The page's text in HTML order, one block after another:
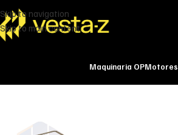
Skip to navigation
Skip to main content
Maquinaria OPMotores